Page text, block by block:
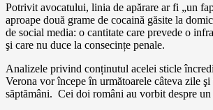
Potrivit avocatului, linia de apărare ar fi „un
aproape două grame de cocaină găsite la
de social media: o cantitate care prevede o
şi care nu duce la consecințe penale.
Analizele privind conținutul acelei sticle
Verona vor începe în următoarele câteva zile
săptămâni. Cei doi români au vorbit despre un